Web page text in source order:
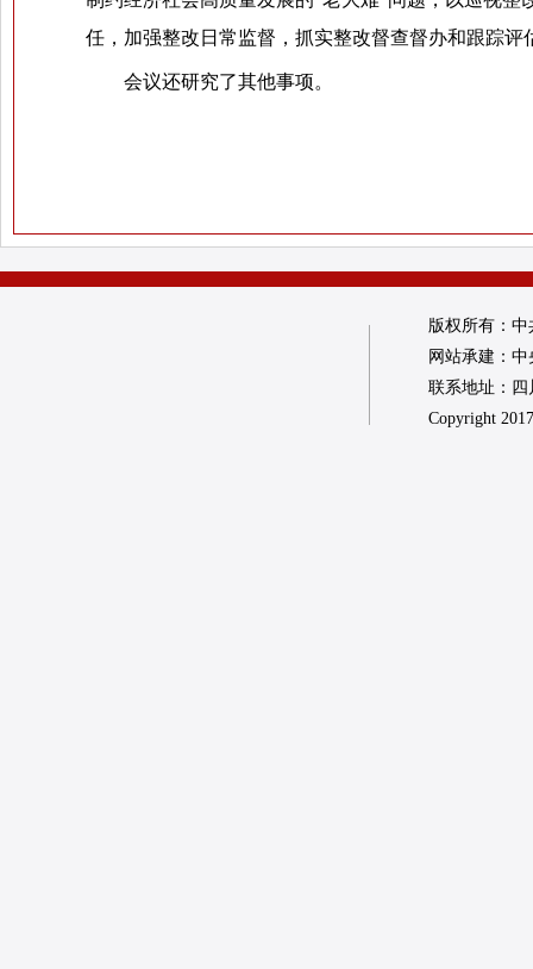
任，加强整改日常监督，抓实整改督查督办和跟踪
会议还研究了其他事项。
版权所有：
网站承建：
联系地址：四
Copyright